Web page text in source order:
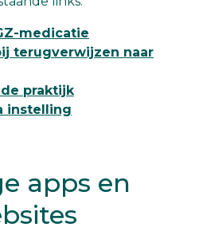
medicatie
terugverwijzen naar
de praktijk
instelling
apps en